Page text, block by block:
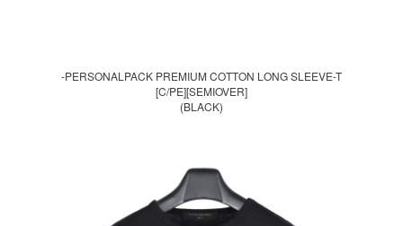
-PERSONALPACK PREMIUM COTTON LONG SLEEVE-T
[C/PE][SEMIOVER]
(BLACK)